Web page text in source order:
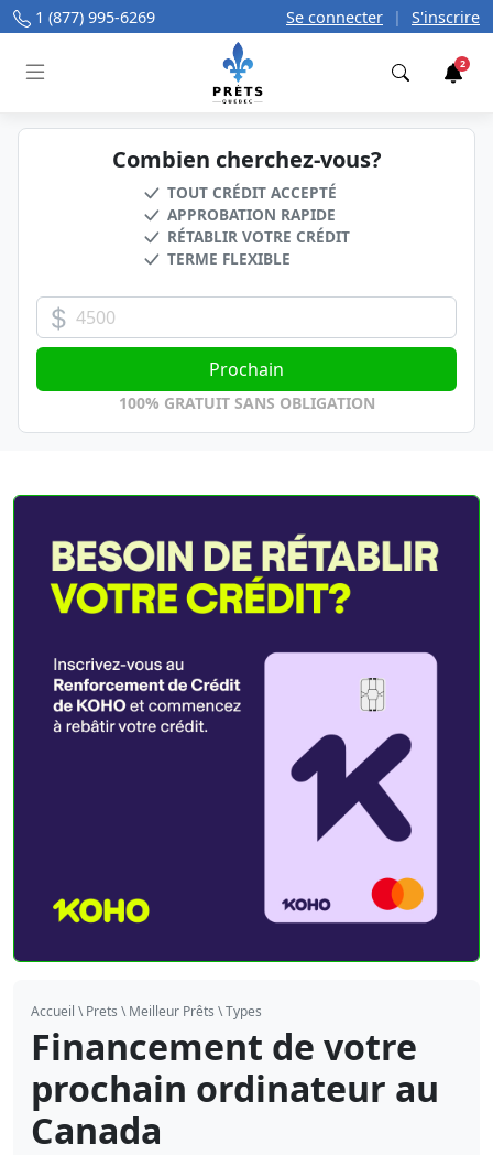
1 (877) 995-6269 Se connecter | S'inscrire
2
Combien cherchez-vous?
TOUT CRÉDIT ACCEPTÉ
APPROBATION RAPIDE
RÉTABLIR VOTRE CRÉDIT
TERME FLEXIBLE
Montant du prêt souhaité
Prochain
100% GRATUIT SANS OBLIGATION
Accueil \Prets \Meilleur Prêts \Types
Financement de votre
prochain ordinateur au
Canada